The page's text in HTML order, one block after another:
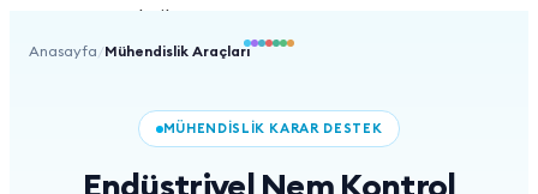
Teknik
Akademi
Giriş Yap İletişime Geçin
EN
Anasayfa/Mühendislik Araçları
MÜHENDİSLİK KARAR DESTEK